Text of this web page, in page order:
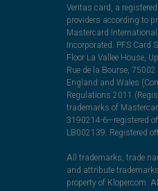
Veritas card, a
providers according to
Mastercard
Incorporated. PFS Card
Floor La Vallee House,
Rue de la Bourse,
England and Wales
Regulations 2011
trademarks of
3190214-6—registered
LB002139. Registered
All trademarks, trade
and attribute
property of Klopercom.